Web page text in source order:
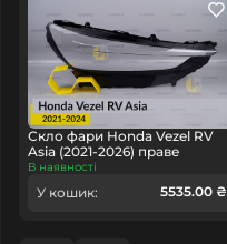
Скло фари Honda Vezel RV
Asia (2021-2026) праве
В наявності
У кошик: 5535.00 ₴